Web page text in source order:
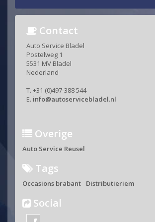
Contact
Auto Service Bladel
Postelweg 1
5531 MV Bladel
Nederland
T. +31 (0)497-388 544
E. info@autoservicebladel.nl
Overige
Auto Service Reusel
Tags
Occasions brabant Distributieriem
Social